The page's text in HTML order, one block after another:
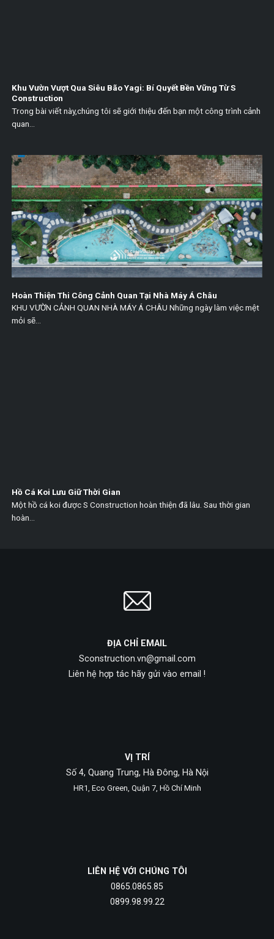
Khu Vườn Vượt Qua Siêu Bão Yagi: Bí Quyết Bền Vững Từ S
Construction
Trong bài viết này,chúng tôi sẽ giới thiệu đến bạn một công trình cảnh
quan...
Hoàn Thiện Thi Công Cảnh Quan Tại Nhà Máy Á Châu
KHU VƯỜN CẢNH QUAN NHÀ MÁY Á CHÂU Những ngày làm việc mệt
mỏi sẽ...
Hồ Cá Koi Lưu Giữ Thời Gian
Một hồ cá koi được S Construction hoàn thiện đã lâu. Sau thời gian
hoàn...
ĐỊA CHỈ EMAIL
Sconstruction.vn@gmail.com
Liên hệ hợp tác hãy gửi vào email !
VỊ TRÍ
Số 4, Quang Trung, Hà Đông, Hà Nội
HR1, Eco Green, Quận 7, Hồ Chí Minh
LIÊN HỆ VỚI CHÚNG TÔI
0865.0865.85
0899.98.99.22